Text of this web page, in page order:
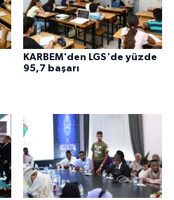
KARBEM'den LGS'de yüzde
95,7 başarı